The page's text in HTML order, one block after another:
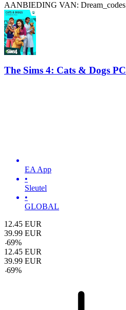
AANBIEDING VAN: Dream_codes
The Sims 4: Cats & Dogs PC
EA App
•
Sleutel
•
GLOBAL
12.45 EUR
39.99 EUR
-69%
12.45 EUR
39.99 EUR
-69%